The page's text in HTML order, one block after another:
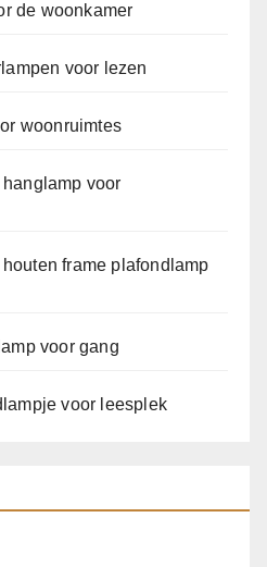
de woonkamer
voor lezen
woonruimtes
voor
frame plafondlamp
voor gang
voor leesplek